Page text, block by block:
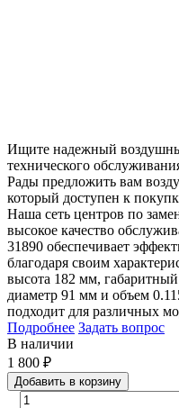
Ищите надежный
технического
Рады предложить вам
который доступен к
Наша сеть центров по
высокое качество
31890 обеспечивает
благодаря своим
высота 182 мм,
диаметр 91 мм и объем
подходит для различных
Подробнее Задать вопрос
В наличии
1 800 ₽
Добавить в корзину